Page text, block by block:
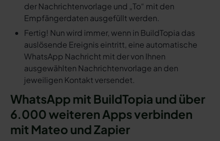
der Nachrichtenvorlage und „To“ mit den
Empfängerdaten ausgefüllt werden.
Fertig! Nun wird immer, wenn in BuildTopia das
auslösende Ereignis eintritt, eine automatische
WhatsApp Nachricht mit der von Ihnen
ausgewählten Nachrichtenvorlage an den
jeweiligen Kontakt versendet.
WhatsApp mit BuildTopia und über
6.000 weiteren Apps verbinden
mit Mateo und Zapier